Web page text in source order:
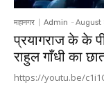
महानगर Admin - August
प्रयागराज के के
राहुल गाँधी का
https://youtu.be/